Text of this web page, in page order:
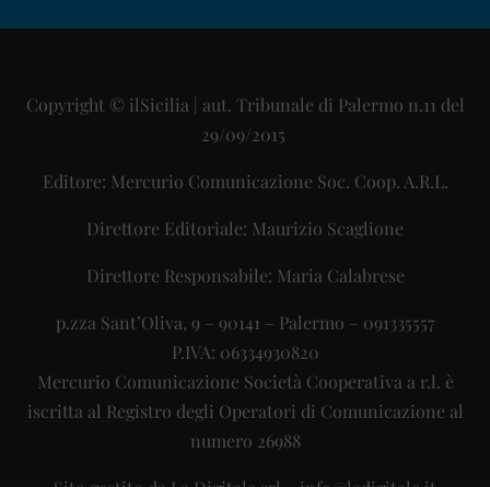
Copyright © ilSicilia | aut. Tribunale di Palermo n.11 del
29/09/2015
Editore: Mercurio Comunicazione Soc. Coop. A.R.L.
Direttore Editoriale: Maurizio Scaglione
Direttore Responsabile: Maria Calabrese
p.zza Sant’Oliva, 9 – 90141 – Palermo – 091335557
P.IVA: 06334930820
Mercurio Comunicazione Società Cooperativa a r.l. è
iscritta al Registro degli Operatori di Comunicazione al
numero 26988